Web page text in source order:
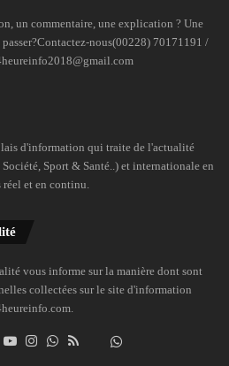
un commentaire, une explication ? Une
nous(00228) 70171191 /
d'information qui traite de l'actualité
Sport & Santé..) et internationale en
réel et en continu.
vous informe sur la manière dont sont
collectées sur le site d'information
LinkedinYouTubeInstagramWhatsAppDailymotion